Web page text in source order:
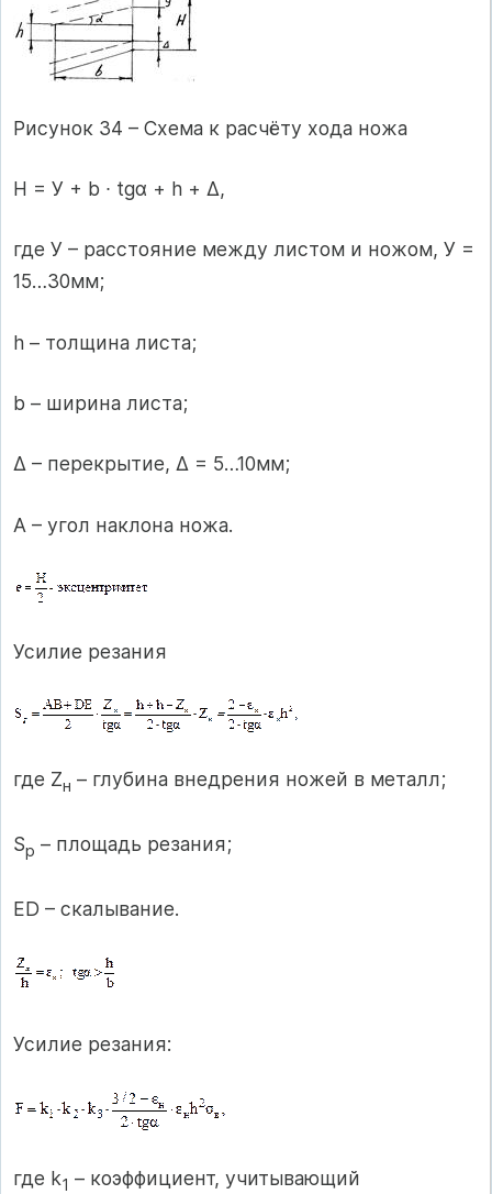
Рисунок 34 – Схема к расчёту хода ножа
Н = У + b ∙ tgα + h + Δ,
где У – расстояние между листом и ножом, У =
15…30мм;
h – толщина листа;
b – ширина листа;
Δ – перекрытие, Δ = 5…10мм;
Α – угол наклона ножа.
Усилие резания
где Zн – глубина внедрения ножей в металл;
Sр – площадь резания;
ЕD – скалывание.
Усилие резания:
где k1 – коэффициент, учитывающий